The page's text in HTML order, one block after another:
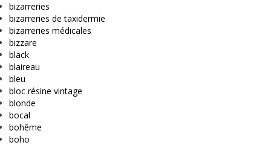
bizarreries
bizarreries de taxidermie
bizarreries médicales
bizzare
black
blaireau
bleu
bloc résine vintage
blonde
bocal
bohême
boho